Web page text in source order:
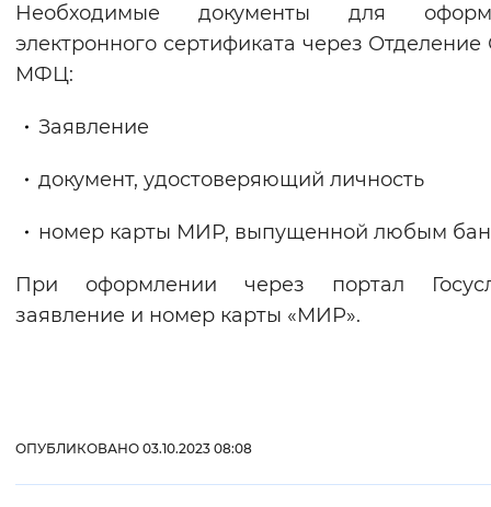
Необходимые документы для
электронного сертификата через
МФЦ:
Заявление
документ, удостоверяющий личность
номер карты МИР, выпущенной любым
При оформлении через портал
заявление и номер карты «МИР».
ОПУБЛИКОВАНО 03.10.2023 08:08